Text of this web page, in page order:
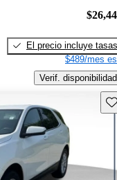
El precio incluye tasas
$489/mes
Verif. disponibilidad